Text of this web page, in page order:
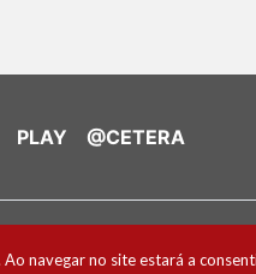
PLAY @CETERA
navegar no site estará a